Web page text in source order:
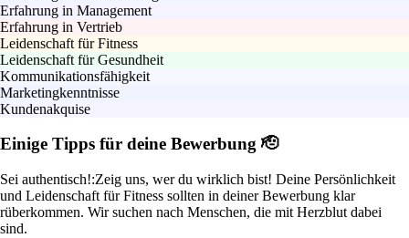
Erfahrung in Management
Erfahrung in Vertrieb
Leidenschaft für Fitness
Leidenschaft für Gesundheit
Kommunikationsfähigkeit
Marketingkenntnisse
Kundenakquise
Einige Tipps für deine Bewerbung 🫡
Sei authentisch!:Zeig uns, wer du wirklich bist! Deine Persönlichkeit
und Leidenschaft für Fitness sollten in deiner Bewerbung klar
rüberkommen. Wir suchen nach Menschen, die mit Herzblut dabei
sind.